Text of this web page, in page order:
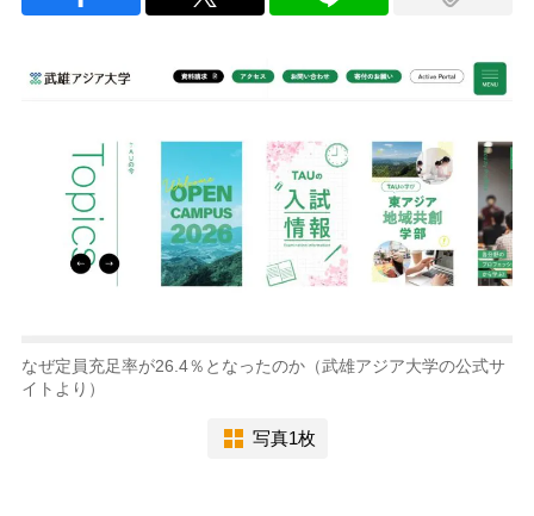
なぜ定員充足率が26.4％となったのか（武雄アジア大学の公式サ
イトより）
写真1枚